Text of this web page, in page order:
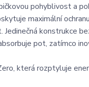
pohyblivost a
maximální
konstrukce
pot, zatímco
která rozptyluje